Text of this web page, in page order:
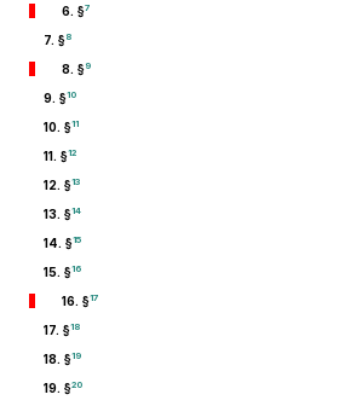
6. §7
7. §8
8. §9
9. §10
10. §11
11. §12
12. §13
13. §14
14. §15
15. §16
16. §17
17. §18
18. §19
19. §20